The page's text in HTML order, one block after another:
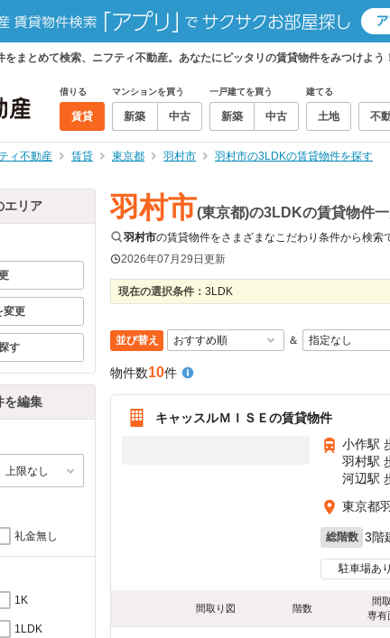
まとめて検索、ニフティ不動産。あなたにピッタリの賃貸物件をみつけよう！
借りる
賃貸
マンションを買う
新築 中古
一戸建てを買う
新築 中古
建てる
土地 不
ィ不動産 賃貸 東京都 羽村市 羽村市の3LDKの賃貸物件を探す
エリア
変更
す
を編集
礼金無し
1K
1LDK
羽村市(東京都)の3LDKの賃貸物件
羽村市の賃貸物件をさまざまなこだわり条件から検索
2026年07月29日更新
現在の選択条件： 3LDK
並び替え ＆
物件数10件
キャッスルＭＩＳＥの賃貸物件
小作駅
羽村駅
河辺駅
東京都
総階数 3階
駐車場あり
間取り図 階数
間
専有